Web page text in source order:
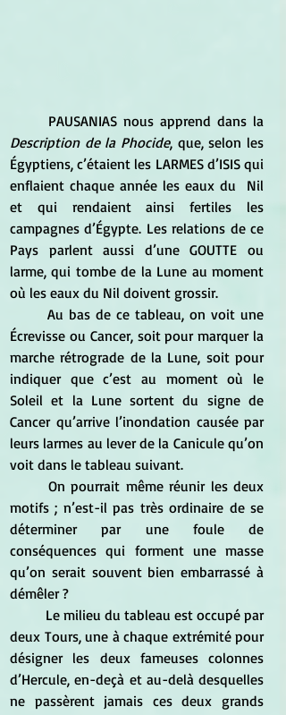
Description de la Phocide, que, selon les
Égyptiens, c’étaient les LARMES d’ISIS qui
enflaient chaque année les eaux du  Nil
et qui rendaient ainsi fertiles les
campagnes d’Égypte. Les relations de ce
Pays parlent aussi d’une GOUTTE ou
larme, qui tombe de la Lune au moment
où les eaux du Nil doivent grossir.
Écrevisse ou Cancer, soit pour marquer la
marche rétrograde de la Lune, soit pour
indiquer que c’est au moment où le
Soleil et la Lune sortent du signe de
Cancer qu’arrive l’inondation causée par
leurs larmes au lever de la Canicule qu’on
voit dans le tableau suivant.
motifs ; n’est-il pas très ordinaire de se
déterminer par une foule de
conséquences qui forment une masse
qu’on serait souvent bien embarrassé à
démêler ?
deux Tours, une à chaque extrémité pour
désigner les deux fameuses colonnes
d’Hercule, en-deçà et au-delà desquelles
ne passèrent jamais ces deux grands